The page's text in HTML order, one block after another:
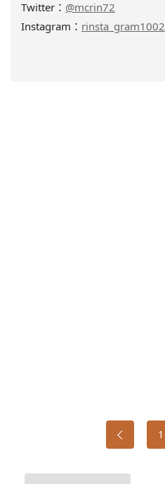
Twitter： @mcrin72
Instagram： rinsta_gram1002
1